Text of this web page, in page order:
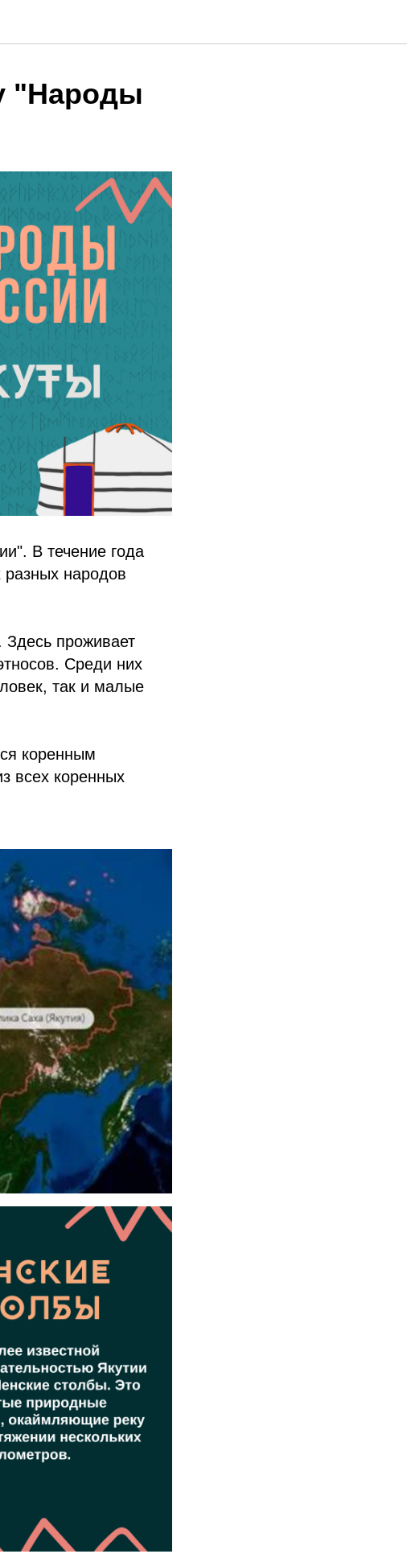
"Народы
В течение года
разных народов
Здесь проживает
Среди них
так и малые
коренным
всех коренных